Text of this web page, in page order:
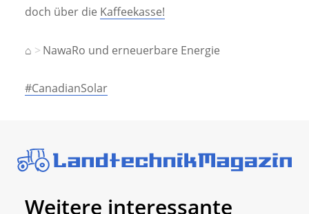
doch über die Kaffeekasse!
⌂ NawaRo und erneuerbare Energie
#CanadianSolar
Weitere interessante